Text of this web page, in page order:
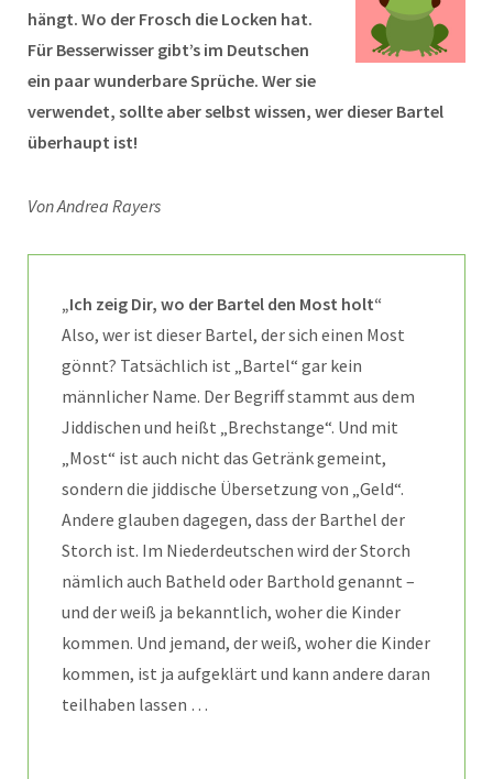
hängt. Wo der Frosch die Locken hat.
Für Besserwisser gibt’s im Deutschen
ein paar wunderbare Sprüche. Wer sie
verwendet, sollte aber selbst wissen, wer dieser Bartel
überhaupt ist!
Von Andrea Rayers
„Ich zeig Dir, wo der Bartel den Most holt“
Also, wer ist dieser Bartel, der sich einen Most
gönnt? Tatsächlich ist „Bartel“ gar kein
männlicher Name. Der Begriff stammt aus dem
Jiddischen und heißt „Brechstange“. Und mit
„Most“ ist auch nicht das Getränk gemeint,
sondern die jiddische Übersetzung von „Geld“.
Andere glauben dagegen, dass der Barthel der
Storch ist. Im Niederdeutschen wird der Storch
nämlich auch Batheld oder Barthold genannt –
und der weiß ja bekanntlich, woher die Kinder
kommen. Und jemand, der weiß, woher die Kinder
kommen, ist ja aufgeklärt und kann andere daran
teilhaben lassen …